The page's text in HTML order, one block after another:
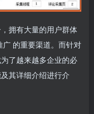
拥有大量的用户群体
广 的重要渠道。而针对
了越来越多企业的必
其详细介绍进行介